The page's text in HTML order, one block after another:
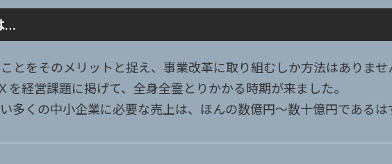
…
とをそのメリットと捉え、事業改革に取り組むしか方法はありま
経営課題に掲げて、全身全霊とりかかる時期が来ました。
多くの中小企業に必要な売上は、ほんの数億円～数十億円であるは